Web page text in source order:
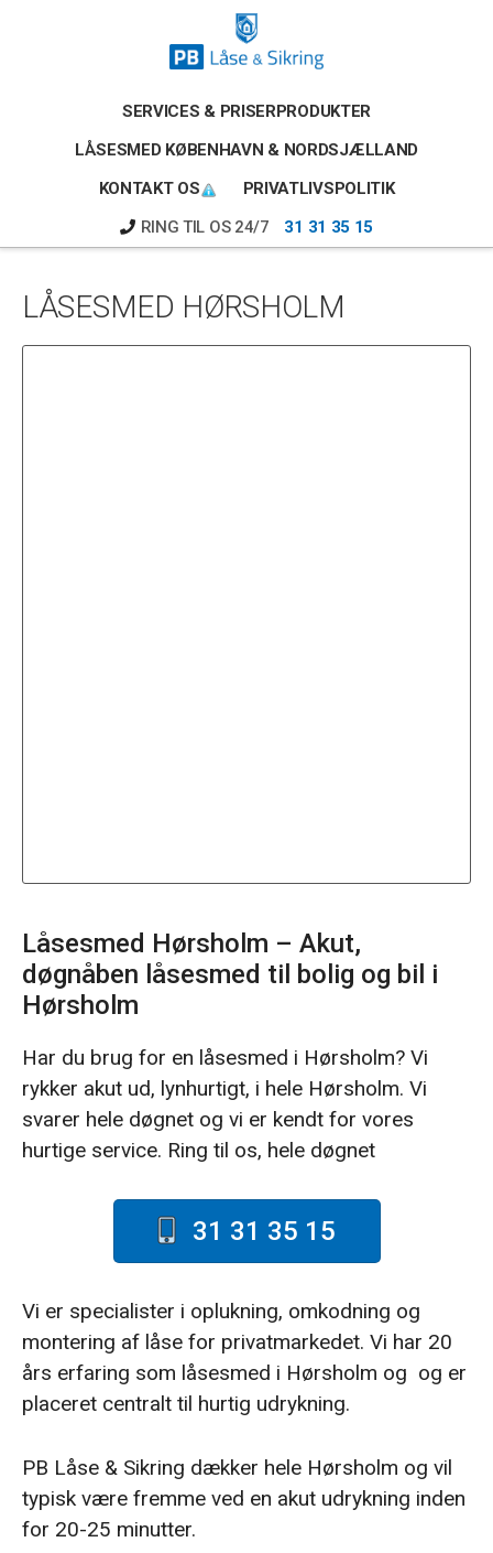
SERVICES & PRISERPRODUKTER
LÅSESMED KØBENHAVN & NORDSJÆLLAND
KONTAKT OS
PRIVATLIVSPOLITIK
RING TIL OS 24/7
31 31 35 15
LÅSESMED HØRSHOLM
Låsesmed Hørsholm – Akut,
døgnåben låsesmed til bolig og bil i
Hørsholm
Har du brug for en låsesmed i Hørsholm? Vi
rykker akut ud, lynhurtigt, i hele Hørsholm. Vi
svarer hele døgnet og vi er kendt for vores
hurtige service. Ring til os, hele døgnet
31 31 35 15
Vi er specialister i oplukning, omkodning og
montering af låse for privatmarkedet. Vi har 20
års erfaring som låsesmed i Hørsholm og og er
placeret centralt til hurtig udrykning.
PB Låse & Sikring dækker hele Hørsholm og vil
typisk være fremme ved en akut udrykning inden
for 20-25 minutter.